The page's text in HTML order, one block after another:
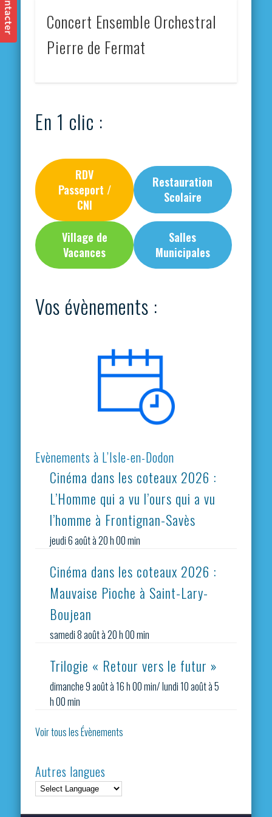
Concert Ensemble Orchestral
Pierre de Fermat
En 1 clic :
RDV
Passeport /
CNI
Restauration
Scolaire
Village de
Vacances
Salles
Municipales
Vos évènements :
Evènements à L’Isle-en-Dodon
Cinéma dans les coteaux 2026 :
L’Homme qui a vu l’ours qui a vu
l’homme à Frontignan-Savès
jeudi 6 août à 20 h 00 min
Cinéma dans les coteaux 2026 :
Mauvaise Pioche à Saint-Lary-
Boujean
samedi 8 août à 20 h 00 min
Trilogie « Retour vers le futur »
dimanche 9 août à 16 h 00 min/lundi 10 août à 5
h 00 min
Voir tous les Évènements
Autres langues